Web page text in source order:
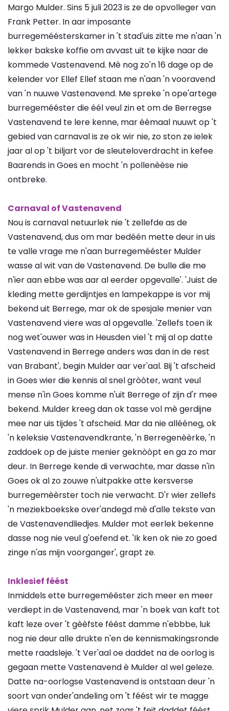
Margo Mulder. Sins 5 juli 2023 is ze de opvolleger van
Frank Petter. In aar imposante
burregeméésterskamer in 't stad'uis zitte me n'aan 'n
lekker bakske koffie om avvast uit te kijke naar de
kommede Vastenavend. Mè nog zo'n 16 dage op de
kelender vor Ellef Ellef staan me n'aan 'n vooravend
van 'n nuuwe Vastenavend. Me spreke 'n ope'artege
burregemééster die éél veul zin et om de Berregse
Vastenavend te lere kenne, mar éémaal nuuwt op 't
gebied van carnaval is ze ok wir nie, zo ston ze ielek
jaar al op 't biljart vor de sleuteloverdracht in kefee
Baarends in Goes en mocht 'n pollenèèse nie
ontbreke.
Carnaval of Vastenavend
Nou is carnaval netuurlek nie 't zellefde as de
Vastenavend, dus om mar bedéén mette deur in uis
te valle vrage me n'aan burregemééster Mulder
wasse al wit van de Vastenavend. De bulle die me
n'ier aan ebbe was aar al eerder opgevalle'. 'Juist de
kleding mette gerdijntjes en lampekappe is vor mij
bekend uit Berrege, mar ok de spesjale menier van
Vastenavend viere was al opgevalle. 'Zellefs toen ik
nog wet'ouwer was in Heusden viel 't mij al op datte
Vastenavend in Berrege anders was dan in de rest
van Brabant', begin Mulder aar ver'aal. Bij 't afscheid
in Goes wier die kennis al snel gròòter, want veul
mense n'in Goes komme n'uit Berrege of zijn d'r mee
bekend. Mulder kreeg dan ok tasse vol mè gerdijne
mee nar uis tijdes 't afscheid. Mar da nie allééneg, ok
'n keleksie Vastenavendkrante, 'n Berregenèèrke, 'n
zaddoek op de juiste menier geknòòpt en ga zo mar
deur. In Berrege kende di verwachte, mar dasse n'in
Goes ok al zo zouwe n'uitpakke atte kersverse
burregemèèrster toch nie verwacht. D'r wier zellefs
'n meziekboekske over'andegd mè d'alle tekste van
de Vastenavendliedjes. Mulder mot eerlek bekenne
dasse nog nie veul g'oefend et. 'Ik ken ok nie zo goed
zinge n'as mijn voorganger', grapt ze.
Inklesief féést
Inmiddels ette burregemééster zich meer en meer
verdiept in de Vastenavend, mar 'n boek van kaft tot
kaft leze over 't gèèfste féést damme n'ebbbe, luk
nog nie deur alle drukte n'en de kennismakingsronde
mette raadsleje. 't Ver'aal oe daddet na de oorlog is
gegaan mette Vastenavend è Mulder al wel geleze.
Datte na-oorlogse Vastenavend is ontstaan deur 'n
soort van onder'andeling om 't féést wir te magge